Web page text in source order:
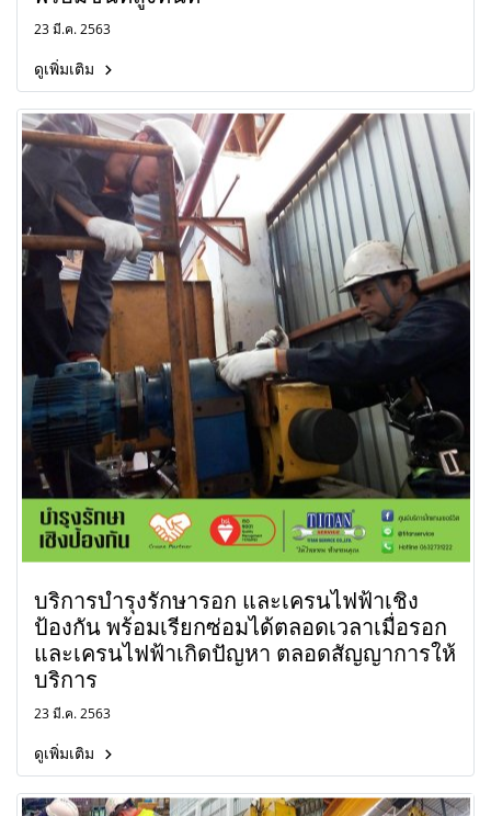
23 มี.ค. 2563
ดูเพิ่มเติม
บริการบำรุงรักษารอก และเครนไฟฟ้าเชิง
ป้องกัน พร้อมเรียกซ่อมได้ตลอดเวลาเมื่อรอก
และเครนไฟฟ้าเกิดปัญหา ตลอดสัญญาการให้
บริการ
23 มี.ค. 2563
ดูเพิ่มเติม